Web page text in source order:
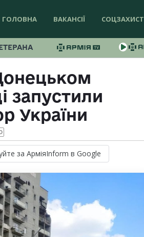
ГОЛОВНА ВАКАНСІЇ СОЦЗАХИСТ
запустили
України
за АрміяInform в Google